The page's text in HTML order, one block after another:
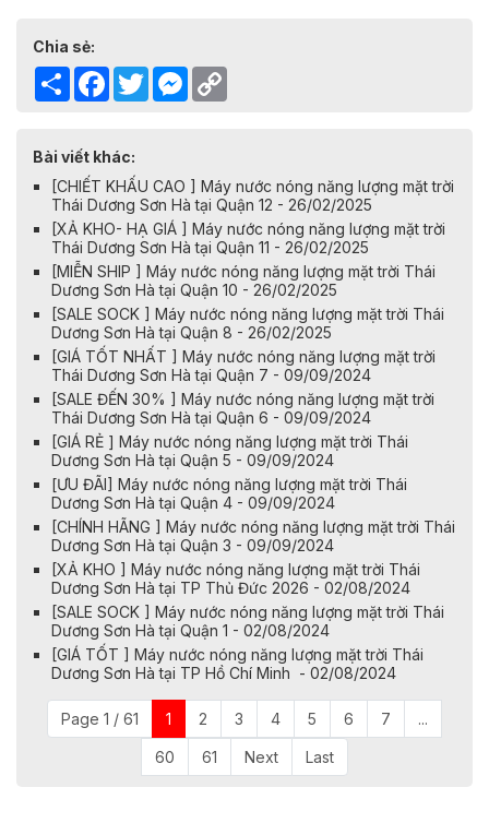
Chia sẻ:
Share Facebook
TwitterMessenger
Bài viết khác:
[CHIẾT KHẤU CAO ] Máy nước nóng năng lượng mặt trời
Thái Dương Sơn Hà tại Quận 12 - 26/02/2025
[XẢ KHO- HẠ GIÁ ] Máy nước nóng năng lượng mặt trời
Thái Dương Sơn Hà tại Quận 11 - 26/02/2025
[MIỄN SHIP ] Máy nước nóng năng lượng mặt trời Thái
Dương Sơn Hà tại Quận 10 - 26/02/2025
[SALE SOCK ] Máy nước nóng năng lượng mặt trời Thái
Dương Sơn Hà tại Quận 8 - 26/02/2025
[GIÁ TỐT NHẤT ] Máy nước nóng năng lượng mặt trời
Thái Dương Sơn Hà tại Quận 7 - 09/09/2024
[SALE ĐẾN 30% ] Máy nước nóng năng lượng mặt trời
Thái Dương Sơn Hà tại Quận 6 - 09/09/2024
[GIÁ RẺ ] Máy nước nóng năng lượng mặt trời Thái
Dương Sơn Hà tại Quận 5 - 09/09/2024
[ƯU ĐÃI] Máy nước nóng năng lượng mặt trời Thái
Dương Sơn Hà tại Quận 4 - 09/09/2024
[CHÍNH HÃNG ] Máy nước nóng năng lượng mặt trời Thái
Dương Sơn Hà tại Quận 3 - 09/09/2024
[XẢ KHO ] Máy nước nóng năng lượng mặt trời Thái
Dương Sơn Hà tại TP Thủ Đức 2026 - 02/08/2024
[SALE SOCK ] Máy nước nóng năng lượng mặt trời Thái
Dương Sơn Hà tại Quận 1 - 02/08/2024
[GIÁ TỐT ] Máy nước nóng năng lượng mặt trời Thái
Dương Sơn Hà tại TP Hồ Chí Minh - 02/08/2024
Page 1 / 61 1 2 3 4 5 6 7 ...
60 61 Next Last